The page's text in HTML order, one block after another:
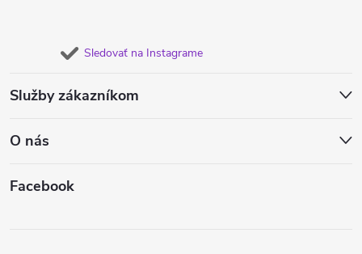
Sledovať na Instagrame
Služby zákazníkom
O nás
Facebook